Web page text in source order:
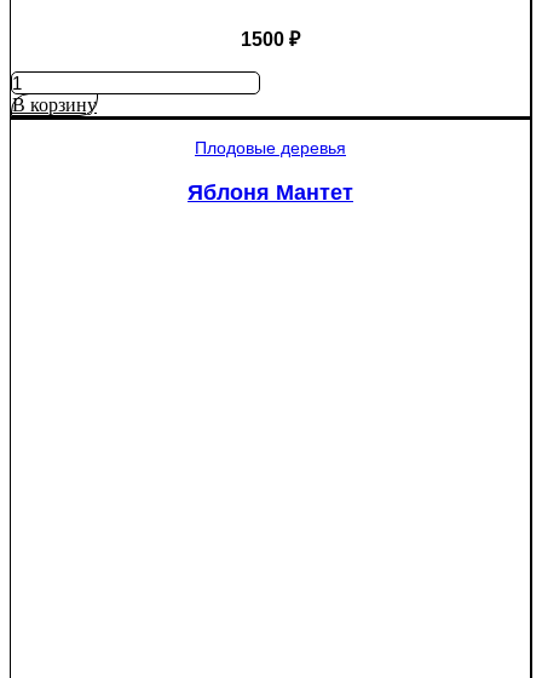
1500 ₽
Количество
товара
Ель
В корзину
Плодовые деревья
Яблоня Мантет